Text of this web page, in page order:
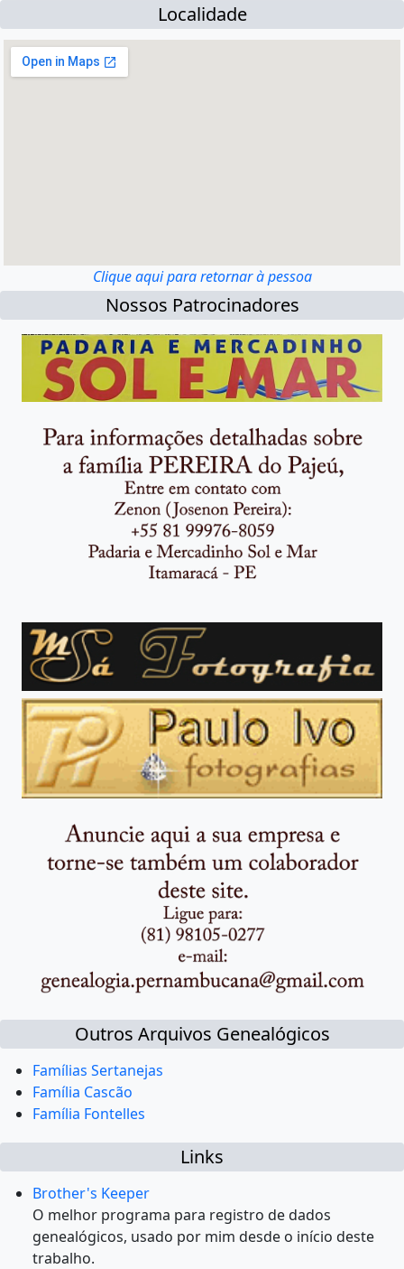
Localidade
Clique aqui para retornar à pessoa
Nossos Patrocinadores
Outros Arquivos Genealógicos
Famílias Sertanejas
Família Cascão
Família Fontelles
Links
Brother's Keeper
O melhor programa para registro de dados
genealógicos, usado por mim desde o início deste
trabalho.